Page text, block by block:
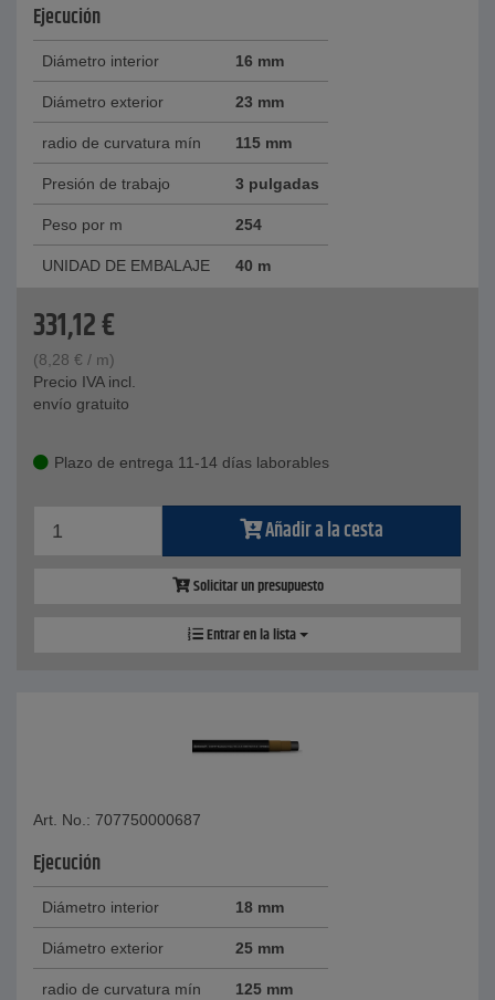
Ejecución
Diámetro interior 16 mm
Diámetro exterior 23 mm
radio de curvatura mín 115 mm
Presión de trabajo 3 pulgadas
Peso por m 254
UNIDAD DE EMBALAJE 40 m
331,12€
(8,28 € / m)
Precio IVA incl.
envío gratuito
Plazo de entrega 11-14 días laborables
Añadir a la cesta
Solicitar un presupuesto
Entrar en la lista
Art. No.: 707750000687
Ejecución
Diámetro interior 18 mm
Diámetro exterior 25 mm
radio de curvatura mín 125 mm